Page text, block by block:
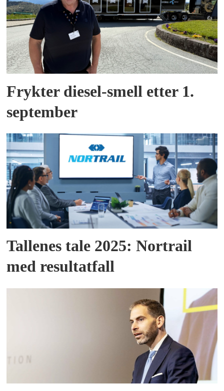
Frykter diesel-smell etter 1.
september
Tallenes tale 2025: Nortrail
med resultatfall